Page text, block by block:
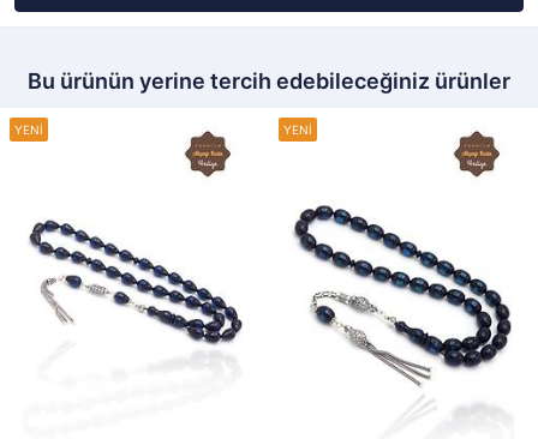
Bu ürünün yerine tercih edebileceğiniz ürünler